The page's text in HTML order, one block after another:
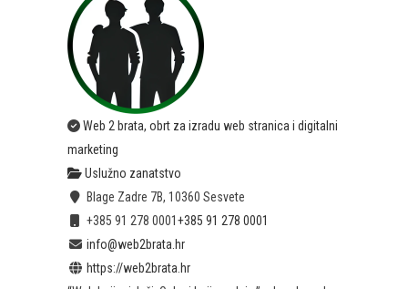
Web 2 brata, obrt za izradu web stranica i digitalni
marketing
Uslužno zanatstvo
Blage Zadre 7B, 10360 Sesvete
+385 91 278 0001+385 91 278 0001
info@web2brata.hr
https://web2brata.hr